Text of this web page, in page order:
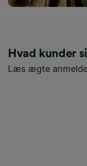
Hvad kunder
Læs ægte